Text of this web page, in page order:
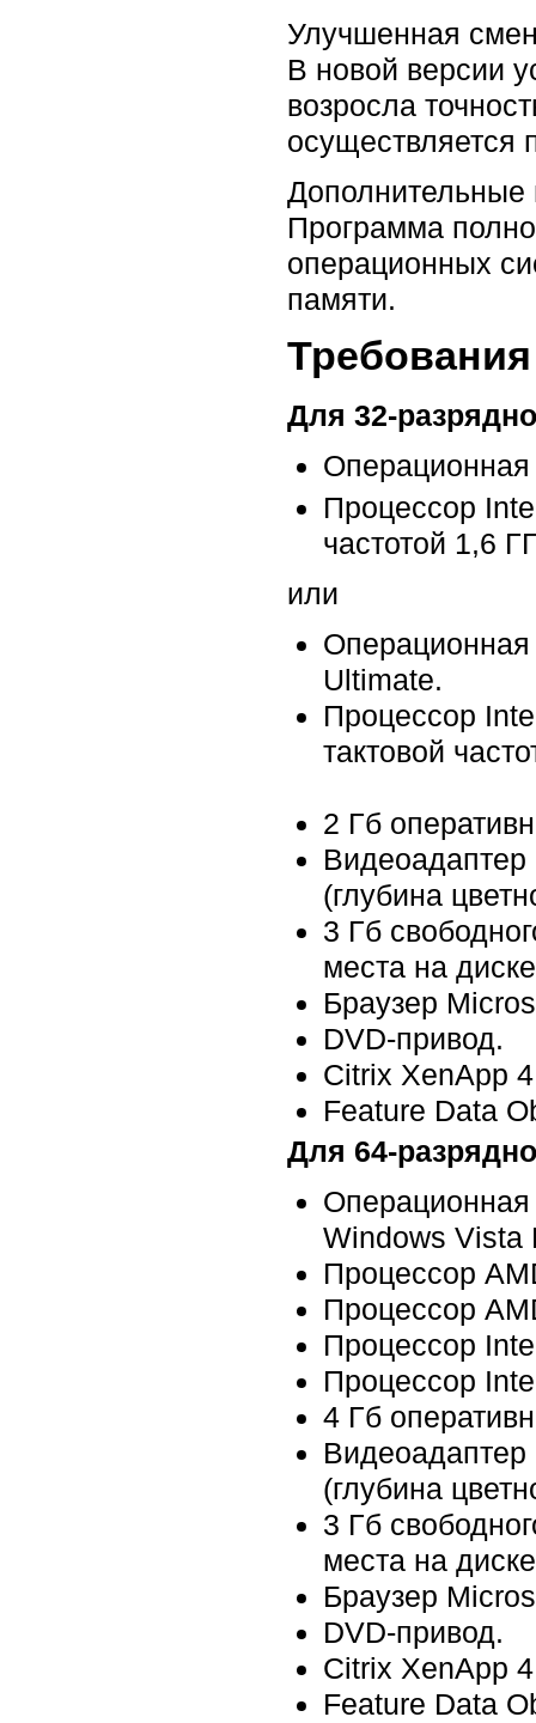
Улучшенная
В новой версии
возросла
осуществляется
Дополнительные
Программа
операционных
памяти.
Для 32-
Процессор
частотой 1,6
или
Ultimate.
Процессор
тактовой
2 Гб
(глубина
3 Гб
места на
Браузер
DVD-привод.
Citrix XenApp
Feature Data
Для 64-
Windows Vista
Процессор
Процессор
Процессор
Процессор
4 Гб
(глубина
3 Гб
места на
Браузер
DVD-привод.
Citrix XenApp
Feature Data